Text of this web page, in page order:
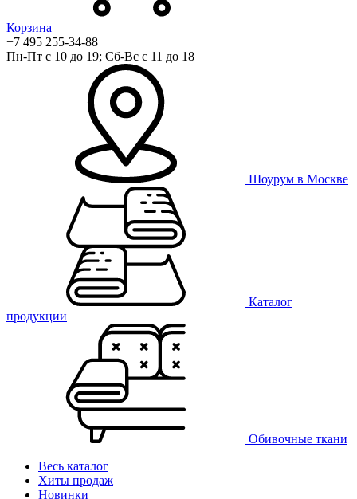
Корзина
+7 495 255-34-88
Пн-Пт с 10 до 19; Сб-Вс с 11 до 18
Шоурум в Москве
Каталог
продукции
Обивочные ткани
Весь каталог
Хиты продаж
Новинки